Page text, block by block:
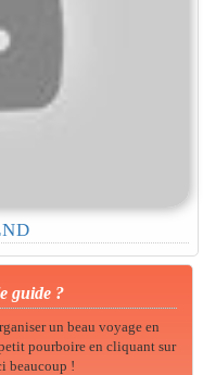
guide ?
un beau voyage en
pourboire en cliquant sur
beaucoup !